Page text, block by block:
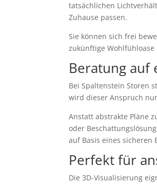
tatsächlichen
Zuhause passen.
Sie können sich frei
zukünftige
Beratung auf
Bei Spaltenstein Storen
wird dieser Anspruch
Anstatt abstrakte Pläne
oder
auf Basis eines sicheren
Perfekt für
Die 3D-Visualisierung